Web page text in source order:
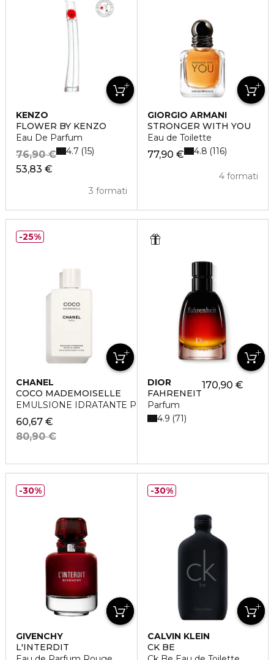
KENZO
FLOWER BY KENZO
Eau De Parfum
53,83 €
76,90 €
3 formati
4.7 15
GIORGIO ARMANI
STRONGER WITH YOU
Eau de Toilette
77,90 €
4 formati
4.8 116
CHANEL
COCO MADEMOISELLE
EMULSIONE IDRATANTE PER IL CORPO
60,67 €
80,90 €
25%
DIOR
FAHRENEIT
Parfum
170,90 €
4.9 71
GIVENCHY
L'INTERDIT
30%
CALVIN KLEIN
CK BE
30%